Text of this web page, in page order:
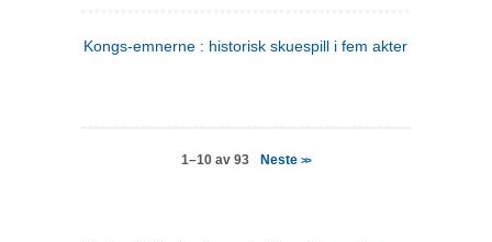
Kongs-emnerne : historisk skuespill i fem akter
1–10 av 93 Neste>>